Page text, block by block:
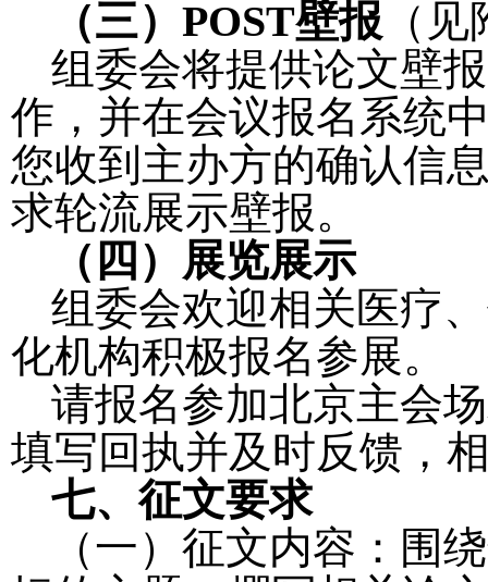
（三）POST壁报 （
组委会将提供论文壁
作，并在会议报名系统
您收到主办方的确认信
求轮流展示壁报。
（四）展览展示
组委会欢迎相关医疗
化机构积极报名参展。
请报名参加北京主会
填写回执并及时反馈，
七、征文要求
（一）征文内容：围